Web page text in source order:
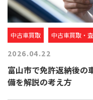
中古車買取 中古車買取・
2026.04.22
富山市で免許返納後の
備を解説の考え方